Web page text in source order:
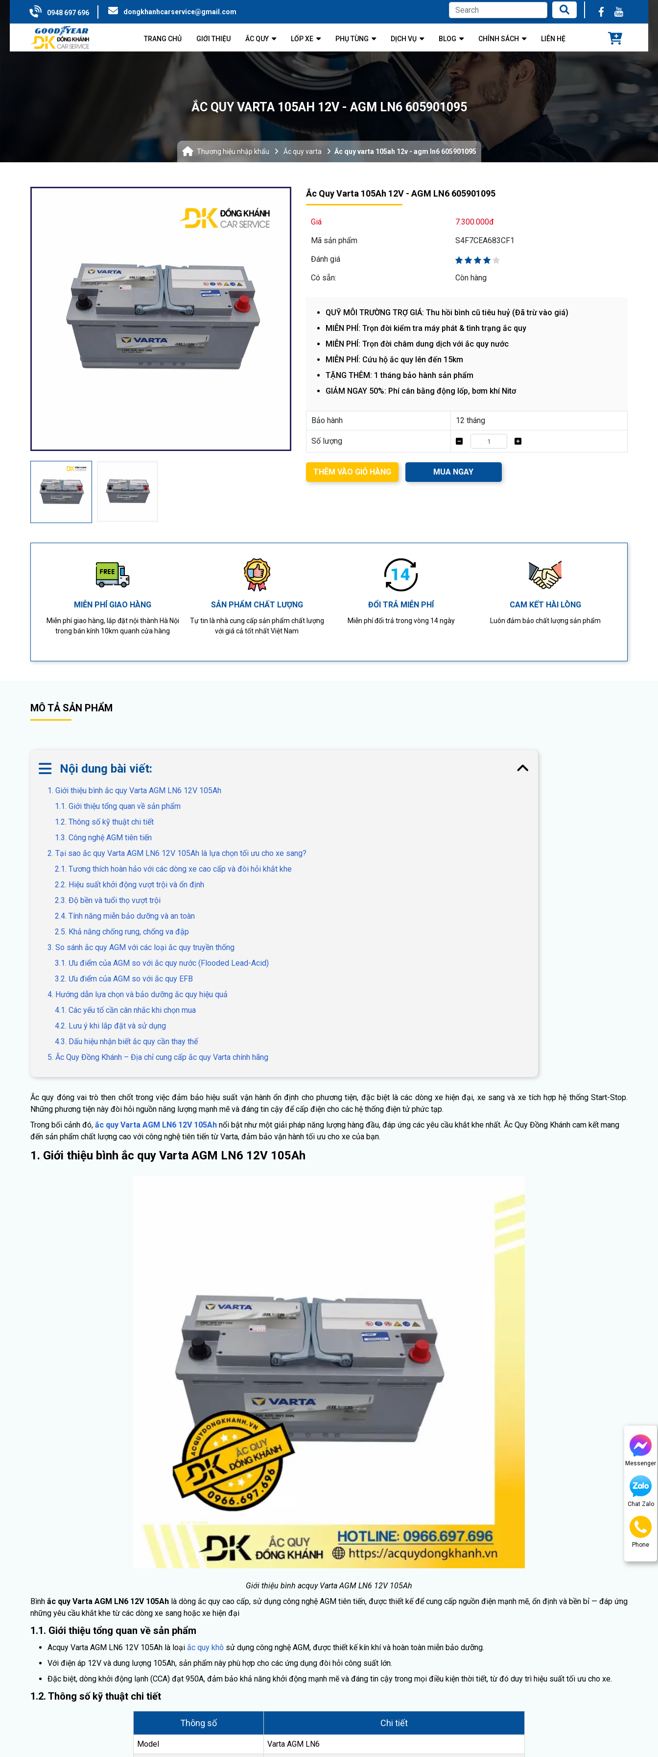
0948 697 696 dongkhanhcarservice@gmail.com
TRANG CHỦ GIỚI THIỆU ẮC QUY LỐP XE PHỤ TÙNG DỊCH VỤ BLOG CHÍNH SÁCH LIÊN HỆ
Messenger
Chat Zalo
Phone
ẮC QUY VARTA 105AH 12V - AGM LN6 605901095
Thương hiệu nhập khẩu Ắc quy varta Ắc quy varta 105ah 12v - agm ln6 605901095
Ắc Quy Varta 105Ah 12V - AGM LN6 605901095
Giá
7.300.000đ
Mã sản phẩm
S4F7CEA683CF1
Đánh giá
Có sẵn:
Còn hàng
QUỸ MÔI TRƯỜNG TRỢ GIÁ: Thu hồi bình cũ tiêu huỷ (Đã trừ vào giá)
MIỄN PHÍ: Trọn đời kiểm tra máy phát & tình trạng ắc quy
MIỄN PHÍ: Trọn đời châm dung dịch với ắc quy nước
MIỄN PHÍ: Cứu hộ ắc quy lên đến 15km
TẶNG THÊM: 1 tháng bảo hành sản phẩm
GIẢM NGAY 50%: Phí cân bằng động lốp, bơm khí Nitơ
Bảo hành 12 tháng
Số lượng
THÊM VÀO GIỎ HÀNG MUA NGAY
MIỄN PHÍ GIAO HÀNG
Miễn phí giao hàng, lắp đặt nội thành Hà Nội
trong bán kính 10km quanh cửa hàng
SẢN PHẨM CHẤT LƯỢNG
Tự tin là nhà cung cấp sản phẩm chất lượng
với giá cả tốt nhất Việt Nam
ĐỔI TRẢ MIỄN PHÍ
Miễn phí đổi trả trong vòng 14 ngày
CAM KẾT HÀI LÒNG
Luôn đảm bảo chất lượng sản phẩm
MÔ TẢ SẢN PHẨM
Nội dung bài viết:
1. Giới thiệu bình ắc quy Varta AGM LN6 12V 105Ah
1.1. Giới thiệu tổng quan về sản phẩm
1.2. Thông số kỹ thuật chi tiết
1.3. Công nghệ AGM tiên tiến
2. Tại sao ắc quy Varta AGM LN6 12V 105Ah là lựa chọn tối ưu cho xe sang?
2.1. Tương thích hoàn hảo với các dòng xe cao cấp và đòi hỏi khắt khe
2.2. Hiệu suất khởi động vượt trội và ổn định
2.3. Độ bền và tuổi thọ vượt trội
2.4. Tính năng miễn bảo dưỡng và an toàn
2.5. Khả năng chống rung, chống va đập
3. So sánh ắc quy AGM với các loại ắc quy truyền thống
3.1. Ưu điểm của AGM so với ắc quy nước (Flooded Lead-Acid)
3.2. Ưu điểm của AGM so với ắc quy EFB
4. Hướng dẫn lựa chọn và bảo dưỡng ắc quy hiệu quả
4.1. Các yếu tố cần cân nhắc khi chọn mua
4.2. Lưu ý khi lắp đặt và sử dụng
4.3. Dấu hiệu nhận biết ắc quy cần thay thế
5. Ắc Quy Đồng Khánh – Địa chỉ cung cấp ắc quy Varta chính hãng
Ắc quy đóng vai trò then chốt trong việc đảm bảo hiệu suất vận hành ổn định cho phương tiện, đặc biệt là các dòng xe hiện đại, xe sang và xe tích hợp hệ thống Start-Stop.
Những phương tiện này đòi hỏi nguồn năng lượng mạnh mẽ và đáng tin cậy để cấp điện cho các hệ thống điện tử phức tạp.
Trong bối cảnh đó, ắc quy Varta AGM LN6 12V 105Ah nổi bật như một giải pháp năng lượng hàng đầu, đáp ứng các yêu cầu khắt khe nhất. Ắc Quy Đồng Khánh cam kết mang
đến sản phẩm chất lượng cao với công nghệ tiên tiến từ Varta, đảm bảo vận hành tối ưu cho xe của bạn.
1. Giới thiệu bình ắc quy Varta AGM LN6 12V 105Ah
Giới thiệu bình acquy Varta AGM LN6 12V 105Ah
Bình ắc quy Varta AGM LN6 12V 105Ah là dòng ắc quy cao cấp, sử dụng công nghệ AGM tiên tiến, được thiết kế để cung cấp nguồn điện mạnh mẽ, ổn định và bền bỉ — đáp ứng
những yêu cầu khắt khe từ các dòng xe sang hoặc xe hiện đại
1.1. Giới thiệu tổng quan về sản phẩm
Acquy Varta AGM LN6 12V 105Ah là loại ắc quy khô sử dụng công nghệ AGM, được thiết kế kín khí và hoàn toàn miễn bảo dưỡng.
Với điện áp 12V và dung lượng 105Ah, sản phẩm này phù hợp cho các ứng dụng đòi hỏi công suất lớn.
Đặc biệt, dòng khởi động lạnh (CCA) đạt 950A, đảm bảo khả năng khởi động mạnh mẽ và đáng tin cậy trong mọi điều kiện thời tiết, từ đó duy trì hiệu suất tối ưu cho xe.
1.2. Thông số kỹ thuật chi tiết
Thông số Chi tiết
Model Varta AGM LN6